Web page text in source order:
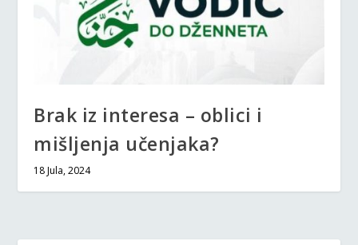
Brak iz interesa – oblici i
mišljenja učenjaka?
18 Jula, 2024